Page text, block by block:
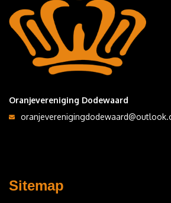
Oranjevereniging Dodewaard
Sitemap